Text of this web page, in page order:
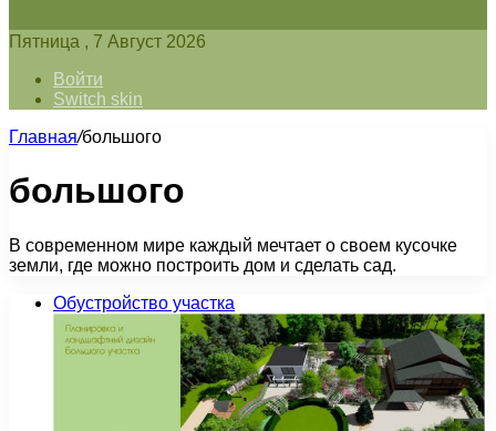
Пятница , 7 Август 2026
Войти
Switch skin
Главная/большого
большого
В современном мире каждый мечтает о своем кусочке
земли, где можно построить дом и сделать сад.
Обустройство участка